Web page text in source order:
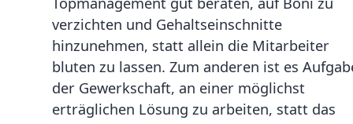
verzichten und Gehaltseinschnitte
hinzunehmen, statt allein die Mitarbeiter
bluten zu lassen. Zum anderen ist es
der Gewerkschaft, an einer möglichst
erträglichen Lösung zu arbeiten, statt das